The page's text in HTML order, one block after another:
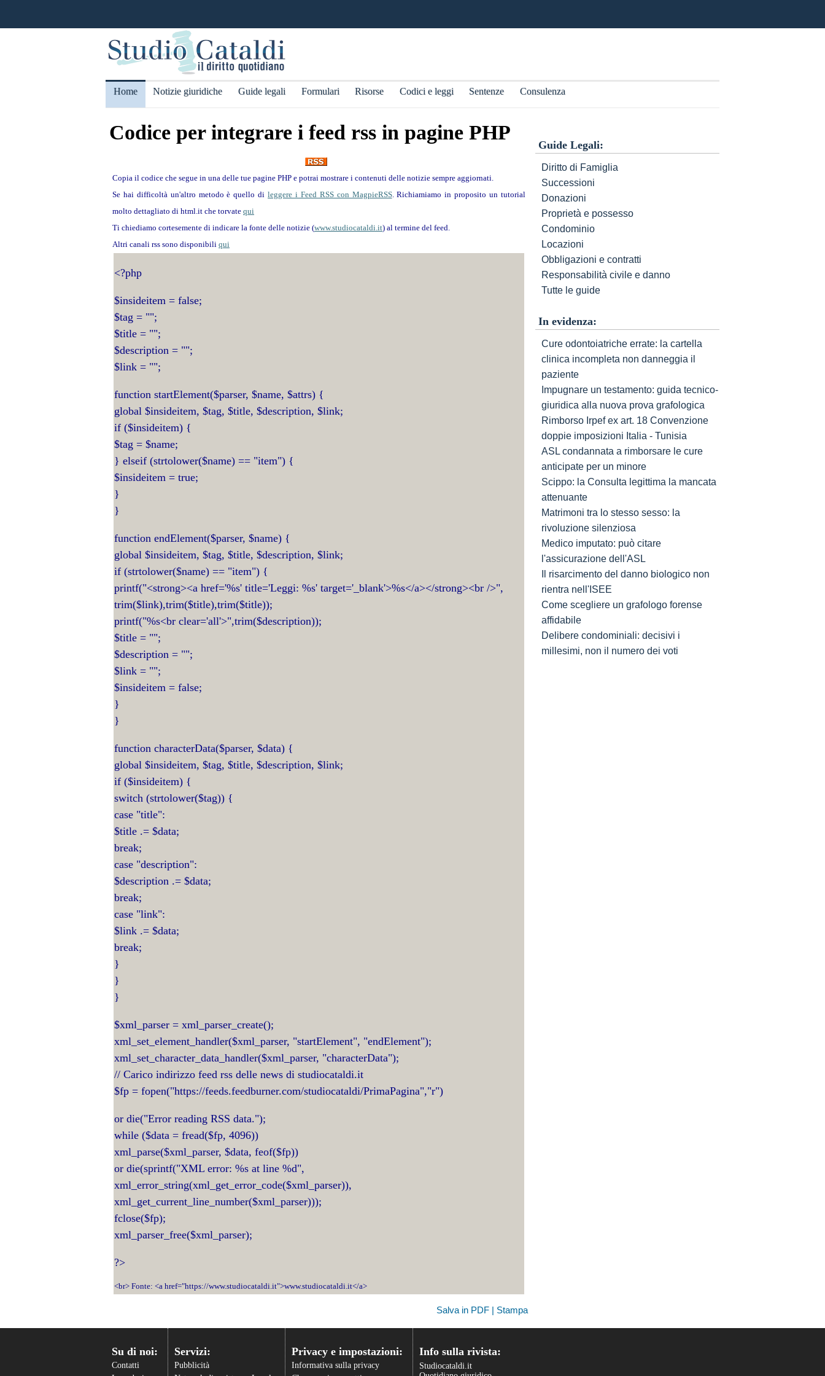
Home Notizie giuridiche Guide legali Formulari Risorse Codici e leggi Sentenze Consulenza
Codice per integrare i feed rss in pagine PHP
Copia il codice che segue in una delle tue pagine PHP e potrai mostrare i contenuti delle notizie sempre aggiornati.
Se hai difficoltà un'altro metodo è quello dileggere i Feed RSS con MagpieRSS. Richiamiamo in proposito un tutorial
molto dettagliato di html.it che torvate qui
Ti chiediamo cortesemente di indicare la fonte delle notizie (www.studiocataldi.it) al termine del feed.
Altri canali rss sono disponibili qui
<?php
$insideitem = false;
$tag = "";
$title = "";
$description = "";
$link = "";
function startElement($parser, $name, $attrs) {
global $insideitem, $tag, $title, $description, $link;
if ($insideitem) {
$tag = $name;
} elseif (strtolower($name) == "item") {
$insideitem = true;
}
}
function endElement($parser, $name) {
global $insideitem, $tag, $title, $description, $link;
if (strtolower($name) == "item") {
printf("<strong><a href='%s' title='Leggi: %s' target='_blank'>%s</a></strong><br />",
trim($link),trim($title),trim($title));
printf("%s<br clear='all'>",trim($description));
$title = "";
$description = "";
$link = "";
$insideitem = false;
}
}
function characterData($parser, $data) {
global $insideitem, $tag, $title, $description, $link;
if ($insideitem) {
switch (strtolower($tag)) {
case "title":
$title .= $data;
break;
case "description":
$description .= $data;
break;
case "link":
$link .= $data;
break;
}
}
}
$xml_parser = xml_parser_create();
xml_set_element_handler($xml_parser, "startElement", "endElement");
xml_set_character_data_handler($xml_parser, "characterData");
// Carico indirizzo feed rss delle news di studiocataldi.it
$fp = fopen("https://feeds.feedburner.com/studiocataldi/PrimaPagina","r")
or die("Error reading RSS data.");
while ($data = fread($fp, 4096))
xml_parse($xml_parser, $data, feof($fp))
or die(sprintf("XML error: %s at line %d",
xml_error_string(xml_get_error_code($xml_parser)),
xml_get_current_line_number($xml_parser)));
fclose($fp);
xml_parser_free($xml_parser);
?>
<br> Fonte: <a href="https://www.studiocataldi.it">www.studiocataldi.it</a>
Salva in PDF | Stampa
Guide Legali:
Diritto di Famiglia
Successioni
Donazioni
Proprietà e possesso
Condominio
Locazioni
Obbligazioni e contratti
Responsabilità civile e danno
Tutte le guide
In evidenza:
Cure odontoiatriche errate: la cartella
clinica incompleta non danneggia il
paziente
Impugnare un testamento: guida tecnico-
giuridica alla nuova prova grafologica
Rimborso Irpef ex art. 18 Convenzione
doppie imposizioni Italia - Tunisia
ASL condannata a rimborsare le cure
anticipate per un minore
Scippo: la Consulta legittima la mancata
attenuante
Matrimoni tra lo stesso sesso: la
rivoluzione silenziosa
Medico imputato: può citare
l'assicurazione dell'ASL
Il risarcimento del danno biologico non
rientra nell'ISEE
Come scegliere un grafologo forense
affidabile
Delibere condominiali: decisivi i
millesimi, non il numero dei voti
Su di noi:
Contatti
Servizi:
Pubblicità
Privacy e impostazioni:
Informativa sulla privacy
Info sulla rivista:
Studiocataldi.it